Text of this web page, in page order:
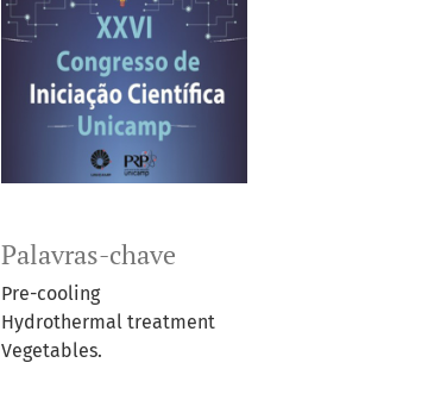
Palavras-chave
Pre-cooling
Hydrothermal treatment
Vegetables.